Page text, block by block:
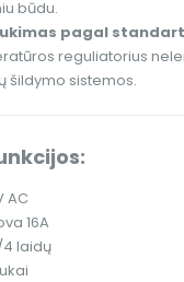
būdu.
pagal
reguliatorius
šildymo sistemos.
AC
16A
laidų